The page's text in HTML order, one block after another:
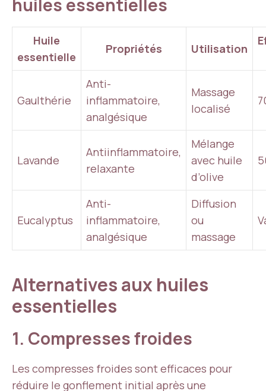
huiles essentielles
Huile
essentielle
Propriétés Utilisation
Gaulthérie
Anti-
inflammatoire,
analgésique
Massage
localisé
Lavande
Antiinflammatoire,
relaxante
Mélange
avec huile
d’olive
Eucalyptus
Anti-
inflammatoire,
analgésique
Diffusion
ou
massage
Alternatives aux huiles
essentielles
1. Compresses froides
Les compresses froides sont efficaces pour
réduire le gonflement initial après une